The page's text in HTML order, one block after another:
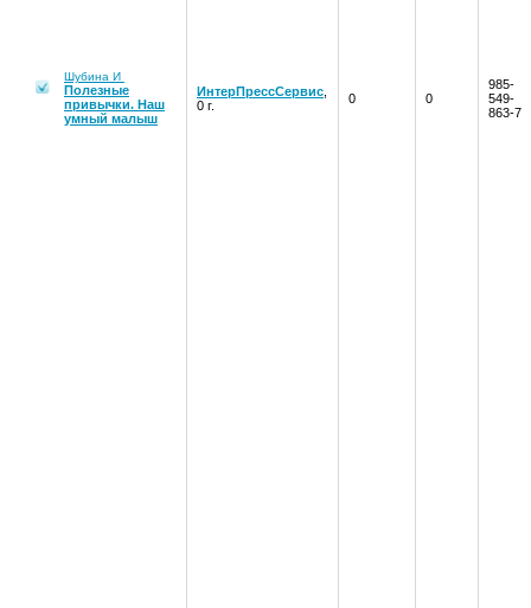
Шубина И
Полезные
привычки. Наш
умный малыш
ИнтерПрессСервис
0 г.
0 0
985-
549-
863-7